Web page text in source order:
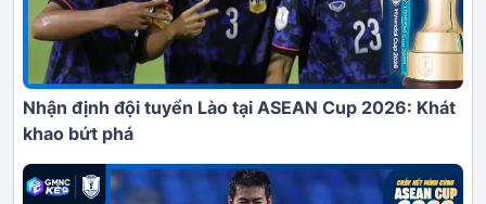
Nhận định đội tuyển Lào tại ASEAN Cup 2026: Khát
khao bứt phá